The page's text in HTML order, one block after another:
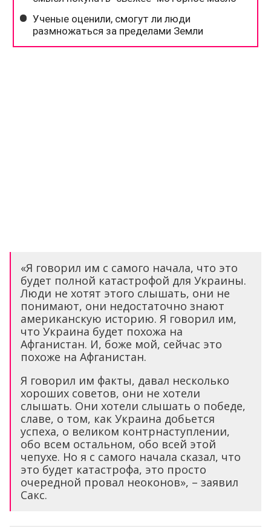
«Я говорил им с самого начала, что это
будет полной катастрофой для Украины.
Люди не хотят этого слышать, они не
понимают, они недостаточно знают
американскую историю. Я говорил им,
что Украина будет похожа на
Афганистан. И, боже мой, сейчас это
похоже на Афганистан.
Я говорил им факты, давал несколько
хороших советов, они не хотели
слышать. Они хотели слышать о победе,
славе, о том, как Украина добьется
успеха, о великом контрнаступлении,
обо всем остальном, обо всей этой
чепухе. Но я с самого начала сказал, что
это будет катастрофа, это просто
очередной провал неоконов», – заявил
Сакс.